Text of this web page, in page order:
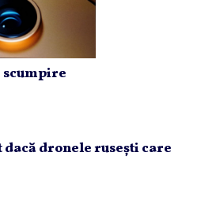
scumpire
dronele ruseşti care